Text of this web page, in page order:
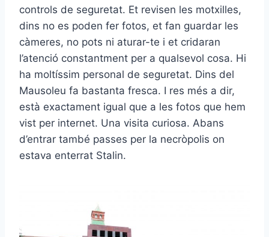
controls de seguretat. Et revisen les motxilles,
dins no es poden fer fotos, et fan guardar les
càmeres, no pots ni aturar-te i et cridaran
l’atenció constantment per a qualsevol cosa. Hi
ha moltíssim personal de seguretat. Dins del
Mausoleu fa bastanta fresca. I res més a dir,
està exactament igual que a les fotos que hem
vist per internet. Una visita curiosa. Abans
d’entrar també passes per la necròpolis on
estava enterrat Stalin.